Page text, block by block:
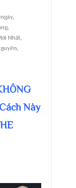
,
,
Nhất,
,
Này